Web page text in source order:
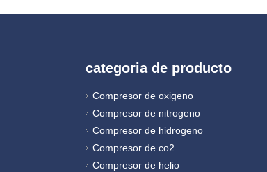
categoria de producto
Compresor de oxigeno
Compresor de nitrogeno
Compresor de hidrogeno
Compresor de co2
Compresor de helio